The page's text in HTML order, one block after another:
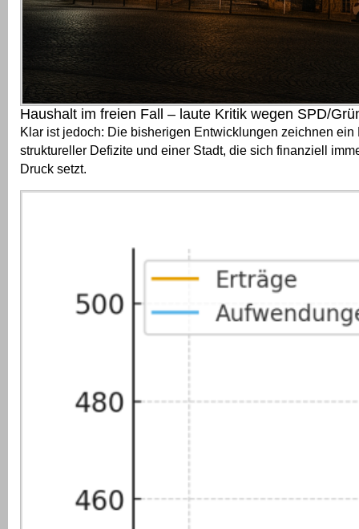
Haushalt im freien Fall – laute Kritik wegen SPD/
Klar ist jedoch: Die bisherigen Entwicklungen zeichnen
struktureller Defizite und einer Stadt, die sich finanziell
Druck setzt.